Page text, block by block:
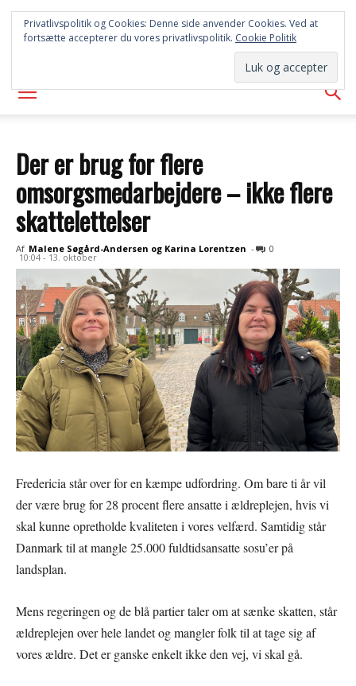
SYD
AVISEN
Der er brug for flere
omsorgsmedarbejdere – ikke flere
skattelettelser
Af Malene Søgård-Andersen og Karina Lorentzen -
10:04 - 13. oktober
0
Fredericia står over for en kæmpe udfordring. Om bare ti år vil
der være brug for 28 procent flere ansatte i ældreplejen, hvis vi
skal kunne opretholde kvaliteten i vores velfærd. Samtidig står
Danmark til at mangle 25.000 fuldtidsansatte sosu’er på
landsplan.
Mens regeringen og de blå partier taler om at sænke skatten, står
ældreplejen over hele landet og mangler folk til at tage sig af
vores ældre. Det er ganske enkelt ikke den vej, vi skal gå.
Privatlivspolitik og Cookies: Denne side anvender Cookies. Ved at
fortsætte accepterer du vores privatlivspolitik. Cookie Politik